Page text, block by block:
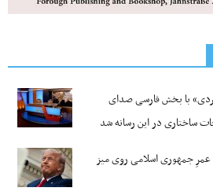
با بخش فارسی صدای
ساختاری در این رسانه شد
جمهوری اسلامی روی میز